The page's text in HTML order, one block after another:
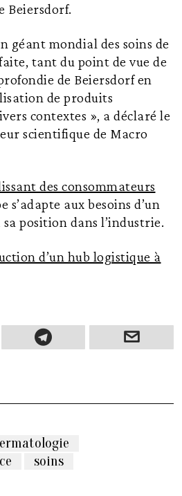
Beiersdorf.
géant mondial des soins de
tant du point de vue de
de Beiersdorf en
de produits
contextes », a déclaré le
scientifique de Macro
des consommateurs
s’adapte aux besoins d’un
position dans l’industrie.
d’un hub logistique à
soins